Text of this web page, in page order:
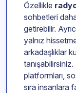
Özellikle
sohbetleri
getirebilir.
yalnız
arkadaşlıklar
platformları,
sıra insanlara